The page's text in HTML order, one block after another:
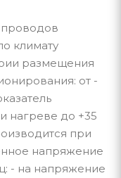
климату
размещения
от -
нагреве до +35
при
напряжение
- на напряжение